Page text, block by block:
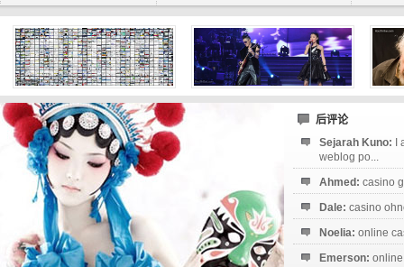
后评论
Sejarah Kuno:
weblog po...
Ahmed: casino
Dale: casino
Noelia: online
Emerson: